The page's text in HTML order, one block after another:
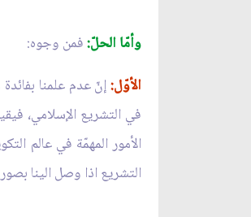
وأمّا الحلّ:فمن وجوه:
الأوّل:إنّ عدم علمنا
في التشريع الإسلامي،
الأمور المهمّة في عالم
التشريع اذا وصل الينا